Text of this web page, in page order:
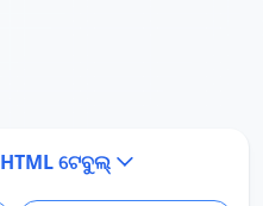
HTML ଟେବୁଲ୍